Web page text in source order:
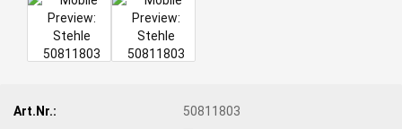
Art.Nr.:
50811803